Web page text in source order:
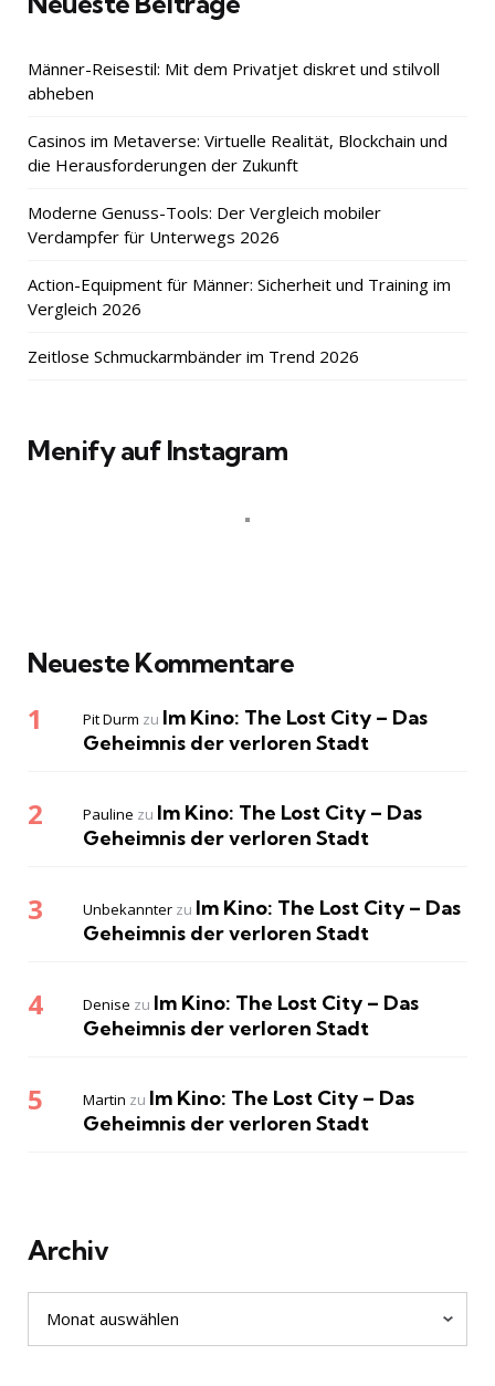
Männer-Reisestil: Mit dem Privatjet diskret und stilvoll
abheben
Casinos im Metaverse: Virtuelle Realität, Blockchain und
die Herausforderungen der Zukunft
Moderne Genuss-Tools: Der Vergleich mobiler
Verdampfer für Unterwegs 2026
Action-Equipment für Männer: Sicherheit und Training im
Vergleich 2026
Zeitlose Schmuckarmbänder im Trend 2026
Menify auf Instagram
Neueste Kommentare
Pit Durm zu Im Kino: The Lost City – Das
Geheimnis der verloren Stadt
Pauline zu Im Kino: The Lost City – Das
Geheimnis der verloren Stadt
Unbekannter zu Im Kino: The Lost City – Das
Geheimnis der verloren Stadt
Denise zu Im Kino: The Lost City – Das
Geheimnis der verloren Stadt
Martin zu Im Kino: The Lost City – Das
Geheimnis der verloren Stadt
Archiv